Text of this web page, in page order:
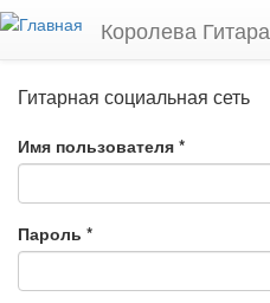
Перейти к основному содержанию
Королева Гитара
Гитарная социальная сеть
Имя пользователя *
Пароль *